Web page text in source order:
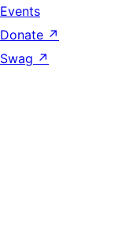
Events
Donate ↗
Swag ↗